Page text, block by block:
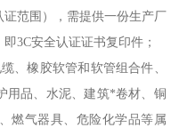
范围），需提供一份生产厂
3C安全认证证书复印件；
、橡胶软管和软管组合件、
用品、水泥、建筑*卷材、铜
燃气器具、危险化学品等属